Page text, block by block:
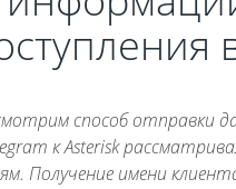
способ отправки
к Asterisk
Получение имени